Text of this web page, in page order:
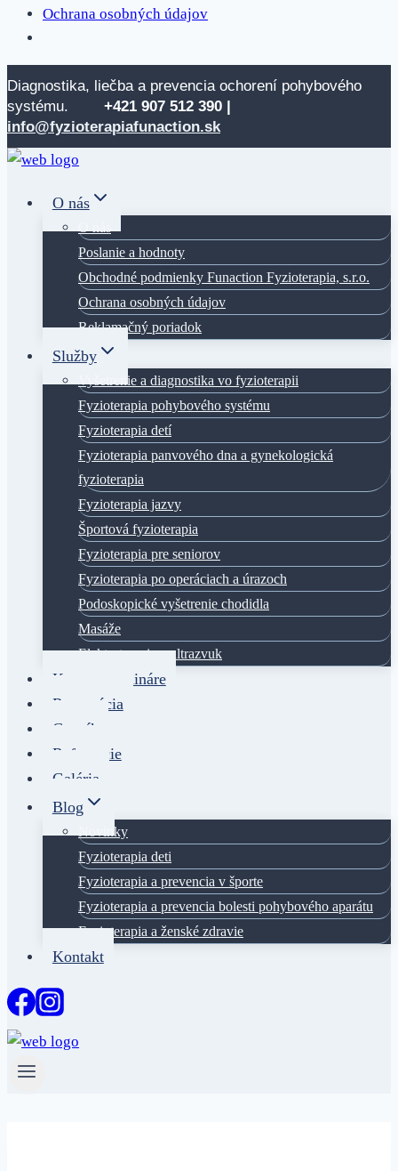
Ochrana osobných údajov
Skip
to
content
Diagnostika, liečba a prevencia ochorení pohybového
systému. +421 907 512 390 |
info@fyzioterapiafunaction.sk
O nás
Poslanie a hodnoty
Obchodné podmienky Funaction Fyzioterapia, s.r.o.
Ochrana osobných údajov
Reklamačný poriadok
Služby
Vyšetrenie a diagnostika vo fyzioterapii
Fyzioterapia pohybového systému
Fyzioterapia detí
Fyzioterapia panvového dna a gynekologická
fyzioterapia
Fyzioterapia jazvy
Športová fyzioterapia
Fyzioterapia pre seniorov
Fyzioterapia po operáciach a úrazoch
Podoskopické vyšetrenie chodidla
Masáže
Elektroterapia a ultrazvuk
Kurzy a semináre
Rezervácia
Cenník
Referencie
Galéria
Blog
Novinky
Fyzioterapia deti
Fyzioterapia a prevencia v športe
Fyzioterapia a prevencia bolesti pohybového aparátu
Fyzioterapia a ženské zdravie
Kontakt